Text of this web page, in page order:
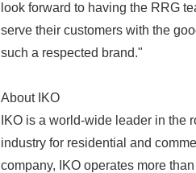
look forward to having the RRG
serve their customers with the
such a respected brand."
About IKO
IKO is a world-wide leader in the
industry for residential and
company, IKO operates more